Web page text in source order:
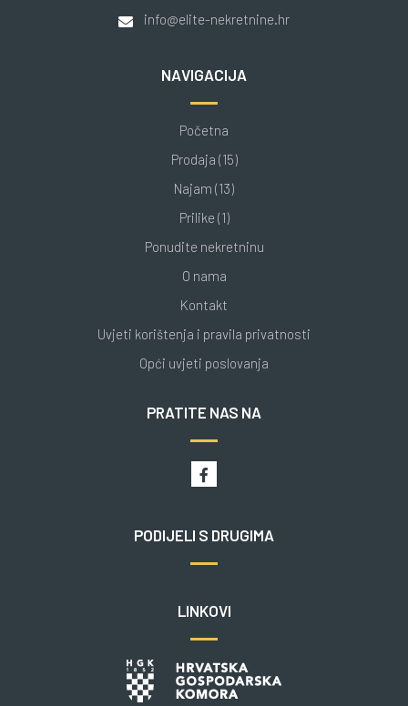
info@elite-nekretnine.hr
NAVIGACIJA
Početna
Prodaja (15)
Najam (13)
Prilike (1)
Ponudite nekretninu
O nama
Kontakt
Uvjeti korištenja i pravila privatnosti
Opći uvjeti poslovanja
PRATITE NAS NA
PODIJELI S DRUGIMA
LINKOVI